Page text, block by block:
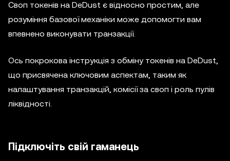
Своп токенів на DeDust є відносно простим, але
розуміння базової механіки може допомогти вам
впевнено виконувати транзакції.
Ось покрокова інструкція з обміну токенів на DeDust,
що присвячена ключовим аспектам, таким як
налаштування транзакцій, комісії за своп і роль пулів
ліквідності.
Підключіть свій гаманець